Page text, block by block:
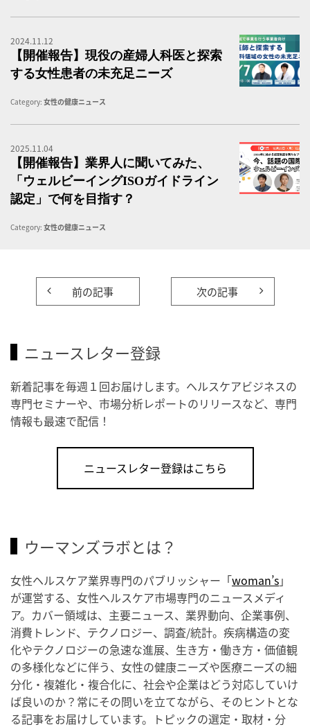
2024.11.12
【開催報告】現役の産婦人科医と探索
する女性患者の未充足ニーズ
Category: 女性の健康ニュース
2025.11.04
【開催報告】業界人に聞いてみた、
「ウェルビーイングISOガイドライン
認定」で何を目指す？
Category: 女性の健康ニュース
前の記事 次の記事
ニュースレター登録
新着記事を毎週１回お届けします。ヘルスケアビジネスの
専門セミナーや、市場分析レポートのリリースなど、専門
情報も最速で配信！
ニュースレター登録はこちら
ウーマンズラボとは？
女性ヘルスケア業界専門のパブリッシャー「woman’s」
が運営する、女性ヘルスケア市場専門のニュースメディ
ア。カバー領域は、主要ニュース、業界動向、企業事例、
消費トレンド、テクノロジー、調査/統計。疾病構造の変
化やテクノロジーの急速な進展、生き方・働き方・価値観
の多様化などに伴う、女性の健康ニーズや医療ニーズの細
分化・複雑化・複合化に、社会や企業はどう対応していけ
ば良いのか？常にその問いを立てながら、そのヒントとな
る記事をお届けしています。トピックの選定・取材・分